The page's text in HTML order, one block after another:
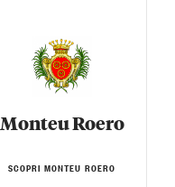
Monteu Roero
SCOPRI MONTEU ROERO